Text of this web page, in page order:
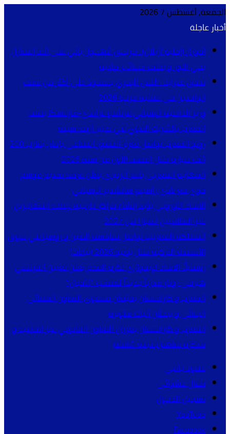
الجمعة, أغسطس 7 2026
أخبار عاجلة
أفورار (إقليم أزيلال).. حريـ.ـق مُهـ.ـول يأتي على أحد المنازل
بحي اللوز و يخلف خسائـ.ـر مادية
تدفق متزايد.. النقل البحري يستحوذ على أكثر من نصف
الوافدين في عملية مرحبا 2026
وزير الداخلية الإسباني فرناندو غراندي-مارلاسكا يصف
المغرب بالشريك القوي في تدبير أزمة سبتة
رونو المغرب تواصل تعزيز الحضور الصناعي بإنتاج يقارب 200
ألف سيارة خلال النصف الأول من سنة 2026
المهاجم المغربي ياسر الزبيري يعلن عزمه تقديم موسم
قوي مع نادي راسينغ سانتاندير الإسباني
الاتحاد الأوروبي يؤيد إنشاء مراكز خارجية لإعادة المهاجرين
غير النظاميين اعتبارا من 2027
المملكة المغربية تواصل منافسة الصين و روسيا في سوق
الأسمدة التركية خلال يونيو 2026 (بيانات)
رسمياً.. الاتحاد الإيفواري لكرة القدم يعلن تعيين الفرنسي
هيرفي رونار مدرباً جديداً لمنتخب “الأفيال”
المغرب و كازاخستان يقيّمان مستوى التعاون القضائي
الجنائي و يبحثان آليات تطويره
المغرب و كازاخستان يعززان التعاون القانوني عبر اتفاقية و
مذكرة تفاهم جديدة شاملة
عمود جانبي
مقال عشوائي
تسجيل الدخول
YouTube
Facebook